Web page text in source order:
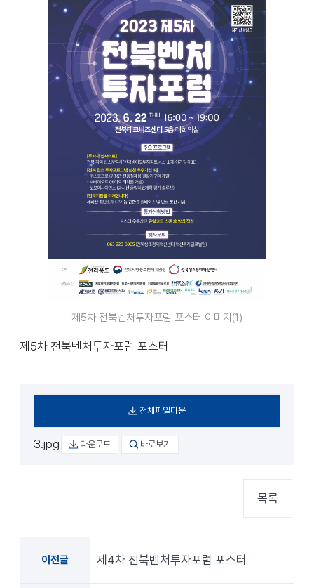
제5차 전북벤처투자포럼 포스터 이미지(1)
제5차 전북벤처투자포럼 포스터
전체파일다운
3.jpg 다운로드 바로보기
목록
이전글 제4차 전북벤처투자포럼 포스터